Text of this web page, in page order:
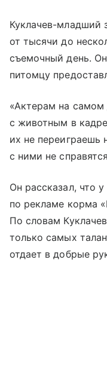
Куклачев-младший
от тысячи до
съемочный день.
питомцу
«Актерам на самом
с животным в
их не переиграешь
с ними не
Он рассказал, что
по рекламе корма
По словам
только самых
отдает в добрые